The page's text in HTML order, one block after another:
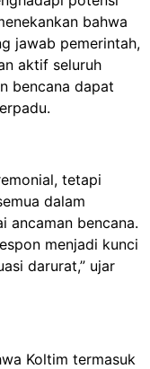
bahwa
jawab pemerintah,
aktif seluruh
bencana dapat
tetapi
dalam
ancaman bencana.
menjadi kunci
darurat,” ujar
Koltim termasuk